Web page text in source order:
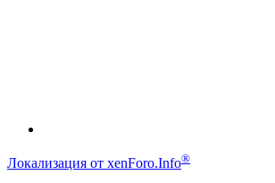
Локализация от xenForo.Info®